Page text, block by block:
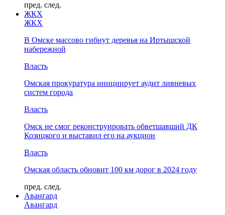
пред. след.
ЖКХ
ЖКХ
В Омске массово гибнут деревья на Иртышской
набережной
Власть
Омская прокуратура инициирует аудит ливневых
систем города
Власть
Омск не смог реконструировать обветшавший ДК
Козицкого и выставил его на аукцион
Власть
Омская область обновит 100 км дорог в 2024 году
пред. след.
Авангард
Авангард